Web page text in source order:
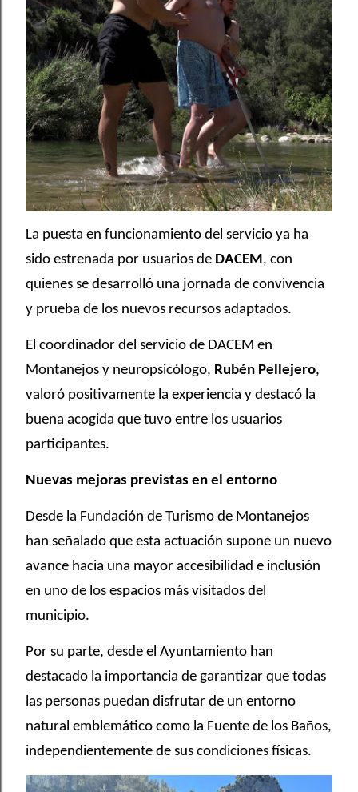
La puesta en funcionamiento del servicio ya ha
sido estrenada por usuarios de DACEM, con
quienes se desarrolló una jornada de convivencia
y prueba de los nuevos recursos adaptados.
El coordinador del servicio de DACEM en
Montanejos y neuropsicólogo, Rubén Pellejero,
valoró positivamente la experiencia y destacó la
buena acogida que tuvo entre los usuarios
participantes.
Nuevas mejoras previstas en el entorno
Desde la Fundación de Turismo de Montanejos
han señalado que esta actuación supone un nuevo
avance hacia una mayor accesibilidad e inclusión
en uno de los espacios más visitados del
municipio.
Por su parte, desde el Ayuntamiento han
destacado la importancia de garantizar que todas
las personas puedan disfrutar de un entorno
natural emblemático como la Fuente de los Baños,
independientemente de sus condiciones físicas.